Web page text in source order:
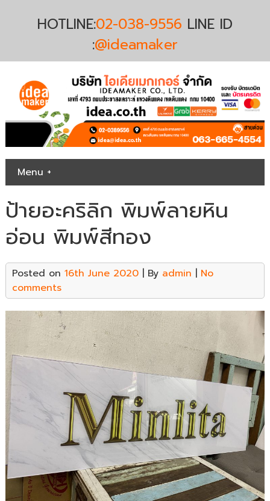
HOTLINE:02-038-9556 LINE ID
:@ideamaker
Menu +
ป้ายอะคริลิก พิมพ์ลายหิน
อ่อน พิมพ์สีทอง
Posted on 16th June 2020| By admin | No
comments